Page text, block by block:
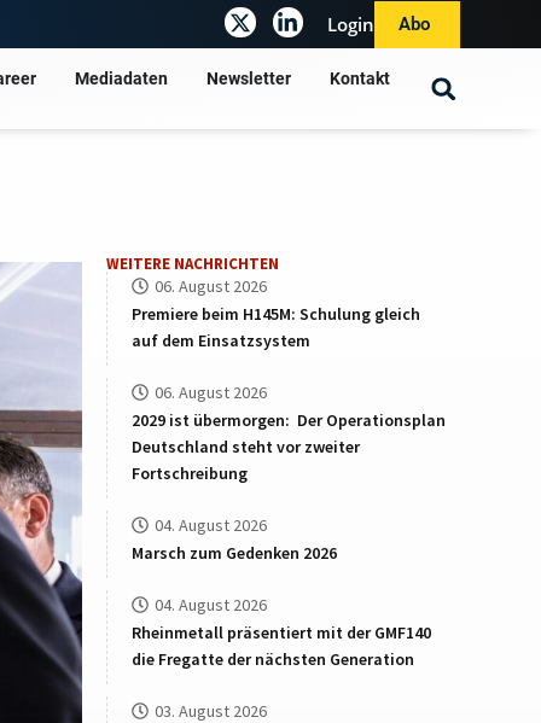
Login Abo
Mediadaten Newsletter Kontakt
WEITERE NACHRICHTEN
06. August 2026
Premiere beim H145M: Schulung gleich
auf dem Einsatzsystem
06. August 2026
2029 ist übermorgen: Der Operationsplan
Deutschland steht vor zweiter
Fortschreibung
04. August 2026
Marsch zum Gedenken 2026
04. August 2026
Rheinmetall präsentiert mit der GMF140
die Fregatte der nächsten Generation
03. August 2026